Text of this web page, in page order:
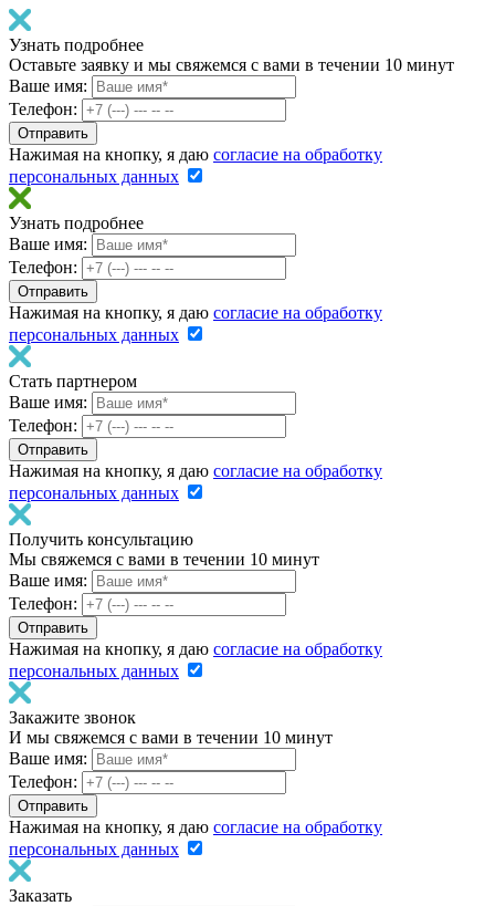
Узнать подробнее
Оставьте заявку и мы свяжемся с вами в течении 10 минут
Ваше имя:
Телефон:
Нажимая на кнопку, я даю согласие на обработку
персональных данных
Узнать подробнее
Ваше имя:
Телефон:
Нажимая на кнопку, я даю согласие на обработку
персональных данных
Стать партнером
Ваше имя:
Телефон:
Нажимая на кнопку, я даю согласие на обработку
персональных данных
Получить консультацию
Мы свяжемся с вами в течении 10 минут
Ваше имя:
Телефон:
Нажимая на кнопку, я даю согласие на обработку
персональных данных
Закажите звонок
И мы свяжемся с вами в течении 10 минут
Ваше имя:
Телефон:
Нажимая на кнопку, я даю согласие на обработку
персональных данных
Заказать